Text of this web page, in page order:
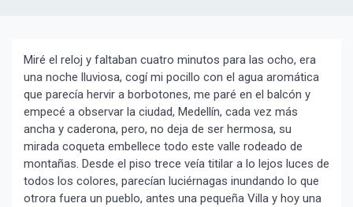
Miré el reloj y faltaban cuatro minutos para las ocho, era
una noche lluviosa, cogí mi pocillo con el agua aromática
que parecía hervir a borbotones, me paré en el balcón y
empecé a observar la ciudad, Medellín, cada vez más
ancha y caderona, pero, no deja de ser hermosa, su
mirada coqueta embellece todo este valle rodeado de
montañas. Desde el piso trece veía titilar a lo lejos luces de
todos los colores, parecían luciérnagas inundando lo que
otrora fuera un pueblo, antes una pequeña Villa y hoy una